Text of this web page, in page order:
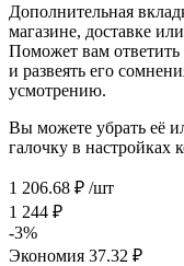
Дополнительная
магазине, доставке
Поможет вам
и развеять его
усмотрению.
Вы можете убрать её
галочку в настройках
1 206.68 ₽ /шт
1 244 ₽
-3%
Экономия 37.32 ₽